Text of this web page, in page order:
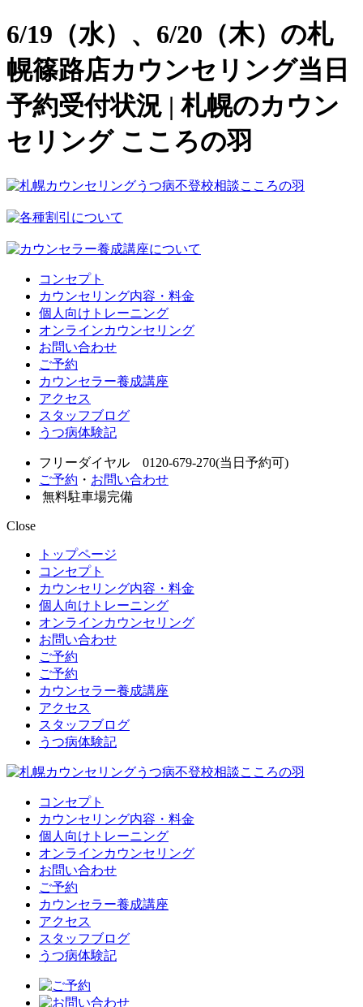
6/19（水）、6/20（木）の札
幌篠路店カウンセリング当日
予約受付状況 | 札幌のカウン
セリング こころの羽
コンセプト
カウンセリング内容・料金
個人向けトレーニング
オンラインカウンセリング
お問い合わせ
ご予約
カウンセラー養成講座
アクセス
スタッフブログ
うつ病体験記
フリーダイヤル 0120-679-270(当日予約可)
ご予約 ・ お問い合わせ
無料駐車場完備
Close
トップページ
コンセプト
カウンセリング内容・料金
個人向けトレーニング
オンラインカウンセリング
お問い合わせ
ご予約
ご予約
カウンセラー養成講座
アクセス
スタッフブログ
うつ病体験記
コンセプト
カウンセリング内容・料金
個人向けトレーニング
オンラインカウンセリング
お問い合わせ
ご予約
カウンセラー養成講座
アクセス
スタッフブログ
うつ病体験記